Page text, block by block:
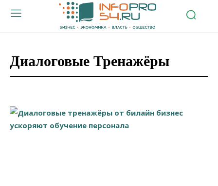
Диалоговые Тренажёры